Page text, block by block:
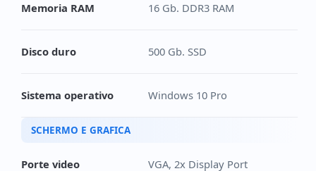
Memoria RAM 16 Gb. DDR3 RAM
Disco duro 500 Gb. SSD
Sistema operativo Windows 10 Pro
SCHERMO E GRAFICA
Porte video VGA, 2x Display Port